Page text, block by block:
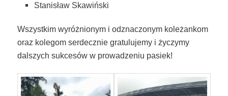
Stanisław Skawiński
Wszystkim wyróżnionym i odznaczonym koleżankom
oraz kolegom serdecznie gratulujemy i życzymy
dalszych sukcesów w prowadzeniu pasiek!